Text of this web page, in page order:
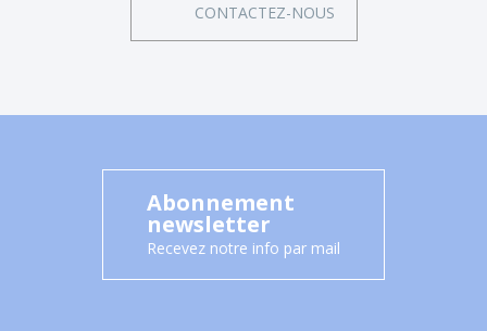
CONTACTEZ-NOUS
Abonnement
newsletter
Recevez notre info par mail